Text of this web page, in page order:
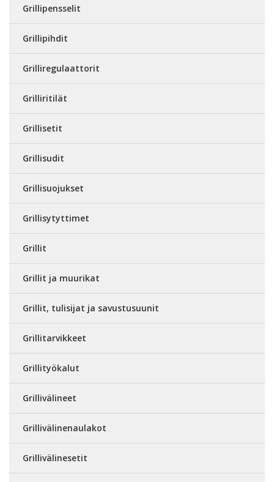
Grillipensselit
Grillipihdit
Grilliregulaattorit
Grilliritilät
Grillisetit
Grillisudit
Grillisuojukset
Grillisytyttimet
Grillit
Grillit ja muurikat
Grillit, tulisijat ja savustusuunit
Grillitarvikkeet
Grillityökalut
Grillivälineet
Grillivälinenaulakot
Grillivälinesetit